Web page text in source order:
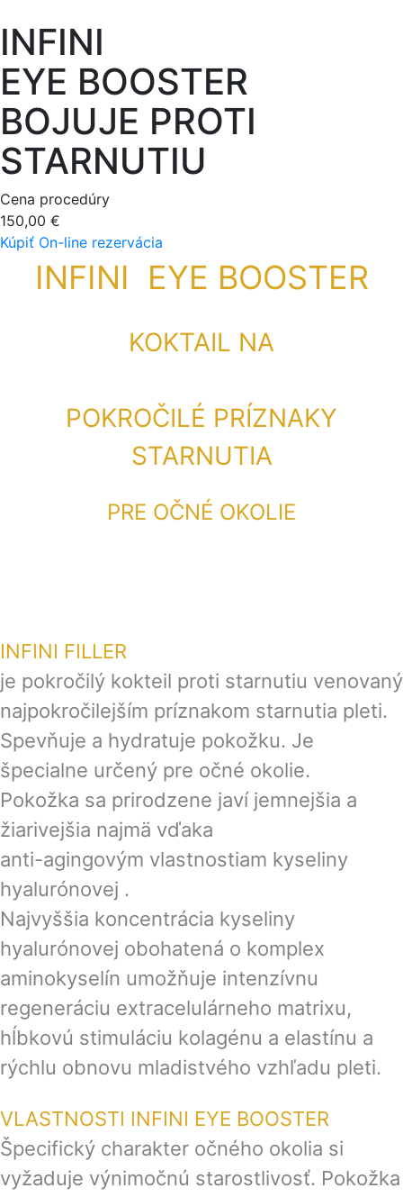
INFINI
EYE BOOSTER
BOJUJE PROTI
STARNUTIU
Cena procedúry
150,00 €
Kúpiť On-line rezervácia
INFINI EYE BOOSTER
KOKTAIL NA
POKROČILÉ PRÍZNAKY
STARNUTIA
PRE OČNÉ OKOLIE
INFINI FILLER
je pokročilý kokteil proti starnutiu venovaný
najpokročilejším príznakom starnutia pleti.
Spevňuje a hydratuje pokožku. Je
špecialne určený pre očné okolie.
Pokožka sa prirodzene javí jemnejšia a
žiarivejšia najmä vďaka
anti-agingovým vlastnostiam kyseliny
hyalurónovej .
Najvyššia koncentrácia kyseliny
hyalurónovej obohatená o komplex
aminokyselín umožňuje intenzívnu
regeneráciu extracelulárneho matrixu,
hĺbkovú stimuláciu kolagénu a elastínu a
rýchlu obnovu mladistvého vzhľadu pleti.
VLASTNOSTI INFINI EYE BOOSTER
Špecifický charakter očného okolia si
vyžaduje výnimočnú starostlivosť. Pokožka